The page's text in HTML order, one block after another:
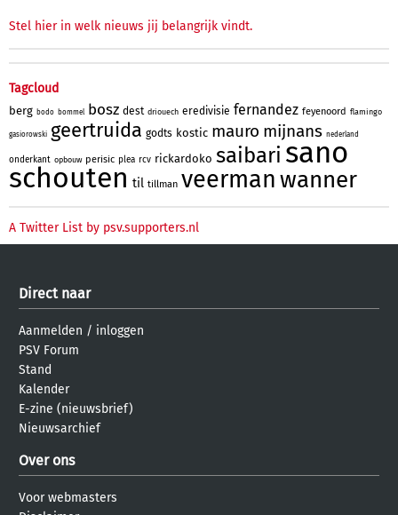
Stel hier in welk nieuws jij belangrijk vindt.
Tagcloud
berg bodo bommel bosz dest driouech eredivisie fernandez feyenoord flamingo
gasiorowski geertruida godts kostic mauro mijnans nederland
onderkant opbouw perisic plea rcv rickardoko saibari sano
schouten til tillman veermanwanner
A Twitter List by psv.supporters.nl
Direct naar
Aanmelden / inloggen
PSV Forum
Stand
Kalender
E-zine (nieuwsbrief)
Nieuwsarchief
Over ons
Voor webmasters